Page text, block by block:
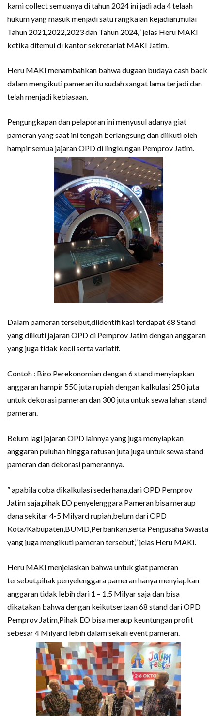
kami collect semuanya di tahun 2024 ini,jadi ada 4 telaah
hukum yang masuk menjadi satu rangkaian kejadian,mulai
Tahun 2021,2022,2023 dan Tahun 2024,” jelas Heru MAKI
ketika ditemui di kantor sekretariat MAKI Jatim.
Heru MAKI menambahkan bahwa dugaan budaya cash back
dalam mengikuti pameran itu sudah sangat lama terjadi dan
telah menjadi kebiasaan.
Pengungkapan dan pelaporan ini menyusul adanya giat
pameran yang saat ini tengah berlangsung dan diikuti oleh
hampir semua jajaran OPD di lingkungan Pemprov Jatim.
Dalam pameran tersebut,diidentifikasi terdapat 68 Stand
yang diikuti jajaran OPD di Pemprov Jatim dengan anggaran
yang juga tidak kecil serta variatif.
Contoh : Biro Perekonomian dengan 6 stand menyiapkan
anggaran hampir 550 juta rupiah dengan kalkulasi 250 juta
untuk dekorasi pameran dan 300 juta untuk sewa lahan stand
pameran.
Belum lagi jajaran OPD lainnya yang juga menyiapkan
anggaran puluhan hingga ratusan juta juga untuk sewa stand
pameran dan dekorasi pamerannya.
” apabila coba dikalkulasi sederhana,dari OPD Pemprov
Jatim saja,pihak EO penyelenggara Pameran bisa meraup
dana sekitar 4-5 Milyard rupiah,belum dari OPD
Kota/Kabupaten,BUMD,Perbankan,serta Pengusaha Swasta
yang juga mengikuti pameran tersebut,” jelas Heru MAKI.
Heru MAKI menjelaskan bahwa untuk giat pameran
tersebut,pihak penyelenggara pameran hanya menyiapkan
anggaran tidak lebih dari 1 – 1,5 Milyar saja dan bisa
dikatakan bahwa dengan keikutsertaan 68 stand dari OPD
Pemprov Jatim,Pihak EO bisa meraup keuntungan profit
sebesar 4 Milyard lebih dalam sekali event pameran.